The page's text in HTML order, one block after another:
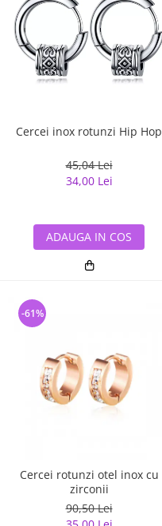
Cercei inox rotunzi Hip Hop
45,04 Lei
34,00 Lei
ADAUGA IN COS
Cercei rotunzi otel inox cu
zirconii
90,50 Lei
-61%